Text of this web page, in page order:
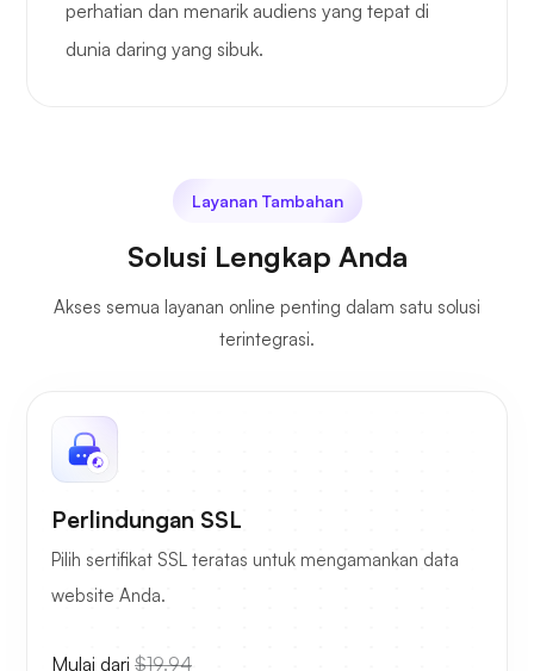
perhatian dan menarik audiens yang tepat di
dunia daring yang sibuk.
Layanan Tambahan
Solusi Lengkap Anda
Akses semua layanan online penting dalam satu solusi
terintegrasi.
Perlindungan SSL
Pilih sertifikat SSL teratas untuk mengamankan data
website Anda.
Mulai dari $19.94